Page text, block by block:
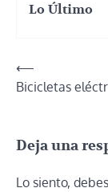
Lo Último
Navegación
de
⟵
Bicicletas
Deja una
Lo siento,